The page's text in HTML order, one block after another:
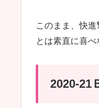
このまま、快
とは素直に喜べ
2020-21